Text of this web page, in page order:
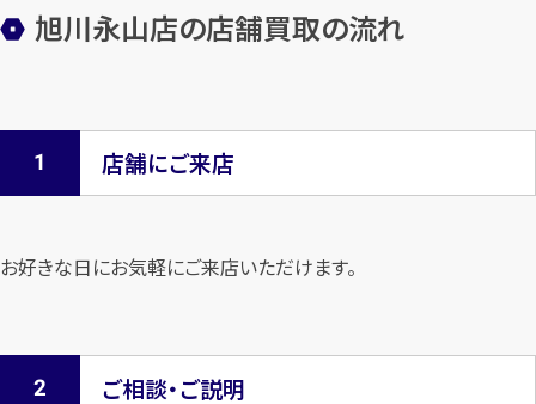
旭川永山店の店舗買取の流れ
店舗にご来店
お好きな日にお気軽にご来店いただけます。
ご相談・ご説明